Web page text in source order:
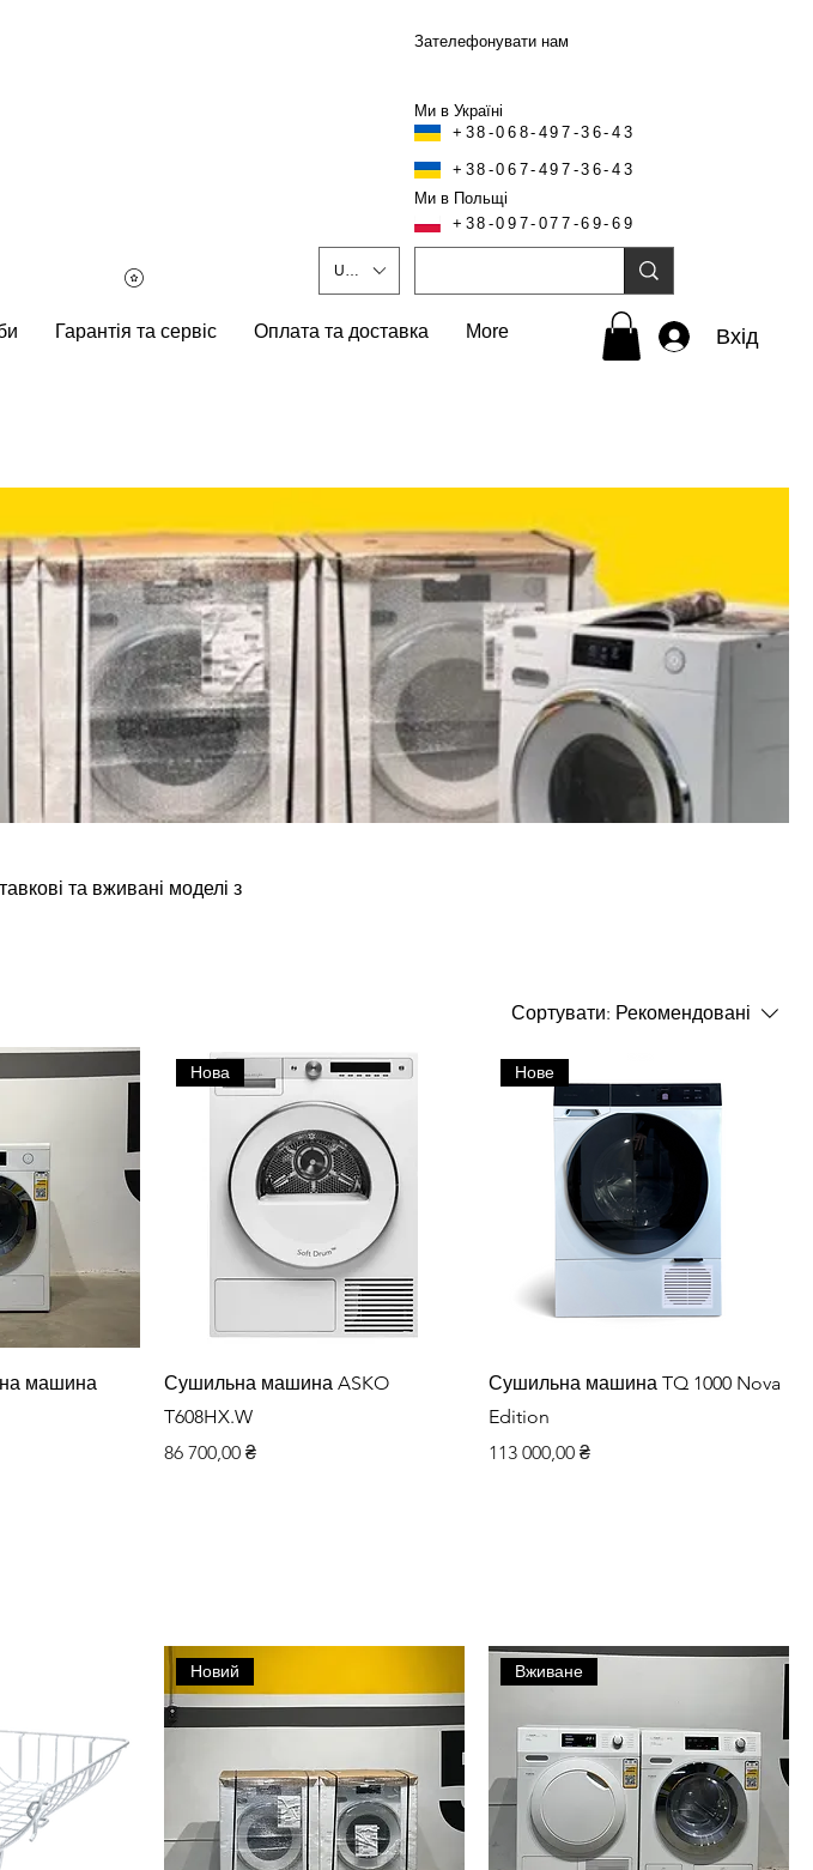
Зателефонувати нам
Ми в Україні
+38-068-497-36-43
+38-067-497-36-43
Ми в Польщі
UAH (₴)
+38-097-077-69-69
Вхід
Гарантія та сервіс Оплата та доставка More
та вживані моделі з
Сортувати: Рекомендовані
машина
Швидкий перегляд
Нова
Сушильна машина ASKO
T608HX.W
Ціна
86 700,00 ₴
Швидкий перегляд
Нове
Сушильна машина TQ 1000 Nova
Edition
Ціна
113 000,00 ₴
Новий Вживане